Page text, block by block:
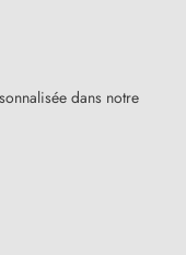
dans notre